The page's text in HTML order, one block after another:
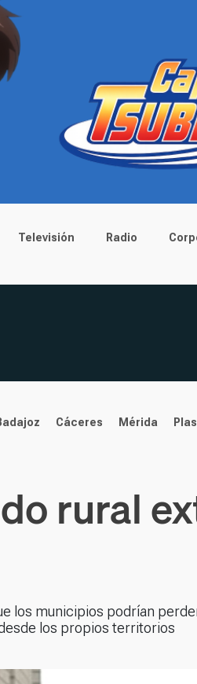
Televisión Radio
Cáceres Mérida
rural
los municipios podrían
los propios territorios